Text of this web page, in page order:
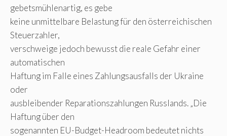
gebetsmühlenartig, es gebe
keine unmittelbare Belastung für den österreichischen
Steuerzahler,
verschweige jedoch bewusst die reale Gefahr einer
automatischen
Haftung im Falle eines Zahlungsausfalls der Ukraine
oder
ausbleibender Reparationszahlungen Russlands. „Die
Haftung über den
sogenannten EU-Budget-Headroom bedeutet nichts